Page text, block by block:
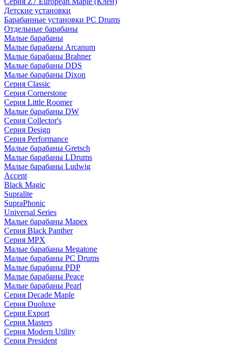
Детские установки
Барабанные установки PC Drums
Отдельные барабаны
Малые барабаны
Малые барабаны Arcanum
Малые барабаны Brahner
Малые барабаны DDS
Малые барабаны Dixon
Серия Classic
Серия Cornerstone
Серия Little Roomer
Малые барабаны DW
Серия Collector's
Серия Design
Серия Performance
Малые барабаны Gretsch
Малые барабаны LDrums
Малые барабаны Ludwig
Accent
Black Magic
Supralite
SupraPhonic
Universal Series
Малые барабаны Mapex
Серия Black Panther
Серия MPX
Малые барабаны Megatone
Малые барабаны PC Drums
Малые барабаны PDP
Малые барабаны Peace
Малые барабаны Pearl
Серия Decade Maple
Серия Duoluxe
Серия Export
Серия Masters
Серия Modern Utility
Серия President